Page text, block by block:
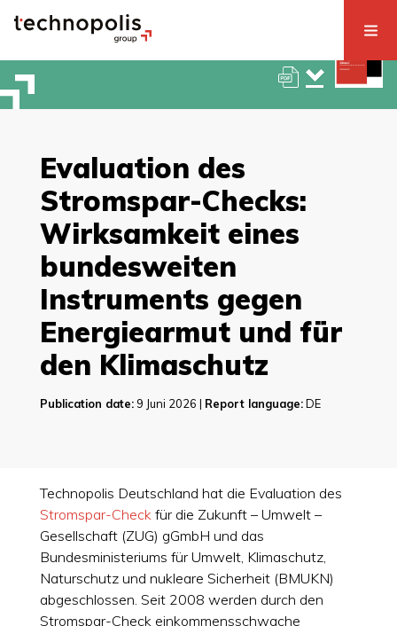
Evaluation des
Stromspar-Checks:
Wirksamkeit eines
bundesweiten
Instruments gegen
Energiearmut und für
den Klimaschutz
Publication date:9 Juni 2026 | Report language:DE
Technopolis Deutschland hat die Evaluation des
Stromspar-Check für die Zukunft – Umwelt –
Gesellschaft (ZUG) gGmbH und das
Bundesministeriums für Umwelt, Klimaschutz,
Naturschutz und nukleare Sicherheit (BMUKN)
abgeschlossen. Seit 2008 werden durch den
Stromspar-Check einkommensschwache